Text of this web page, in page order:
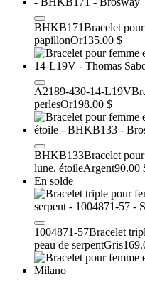
BHKB171Bracelet
papillonOr135.00 $
A2189-430-14-L19V
perlesOr198.00 $
BHKB133Bracelet
lune, étoileArgent90.00
En solde
1004871-57Bracelet
peau de serpentGris